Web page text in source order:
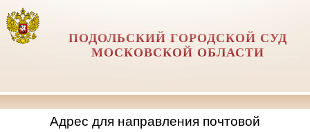
ПОДОЛЬСКИЙ ГОРОДСКОЙ СУД
МОСКОВСКОЙ ОБЛАСТИ
Адрес для направления почтовой